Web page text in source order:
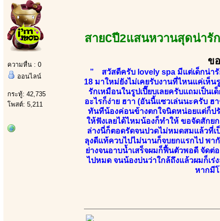
ความหื่น : 0
ออนไลน์
กระทู้: 42,735
โพสต์: 5,211
สายCปี2แสนหวานสุดน่า
ข
” สวัสดีครับ lovely spa มีแต่เด็กน่า
18 มาใหม่ยังไม่เคยรับงานที่ไหนแค่เห็
รักเหมือนในรูปเปี๊ยบเลยครับแถมเป็น
อะไรก็ง่าย ฮาา (อันนี้แซวเล่นนะครับ ฮ
ทันทีน้องค่อนข้างตกใจนิดหน่อยแต่ก็ป
ให้ฟังเลยได้ไหมน้องก็ทำให้ ขอจัดสัก
ล่างนี่ก็ตอดรัดจนปวดไม่หมดสมแล้วที่เ
ลุงดีแท้ควบไปไม่นานก็จบยกแรกไป พา
ย่างจนอาบน้ำเสร็จผมก็ฟื้นตัวพอดี จัด
ไปหมด จนน้องบ่นว่าใกล้ถึงแล้วผมก็เร่
หากมี